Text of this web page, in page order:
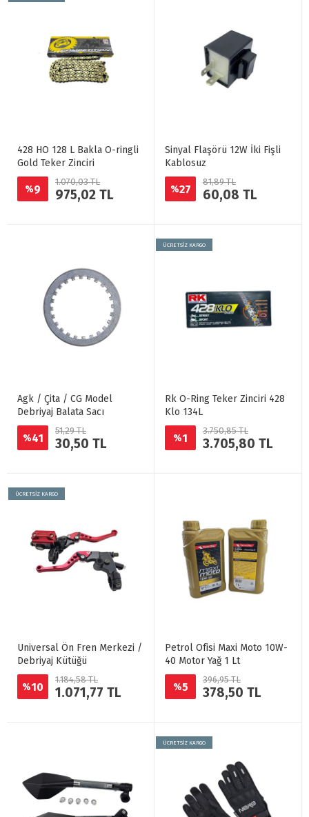
428 HO 128 L Bakla O-ringli
Gold Teker Zinciri
%9
1.070,03 TL
975,02 TL
Sinyal Flaşörü 12W İki Fişli
Kablosuz
%27
81,89 TL
60,08 TL
Agk / Çita / CG Model
Debriyaj Balata Sacı
%41
51,29 TL
30,50 TL
ÜCRETSİZ KARGO
Rk O-Ring Teker Zinciri 428
Klo 134L
%1
3.750,85 TL
3.705,80 TL
ÜCRETSİZ KARGO
Universal Ön Fren Merkezi /
Debriyaj Kütüğü
%10
1.184,58 TL
1.071,77 TL
Petrol Ofisi Maxi Moto 10W-
40 Motor Yağ 1 Lt
%5
396,95 TL
378,50 TL
ÜCRETSİZ KARGO